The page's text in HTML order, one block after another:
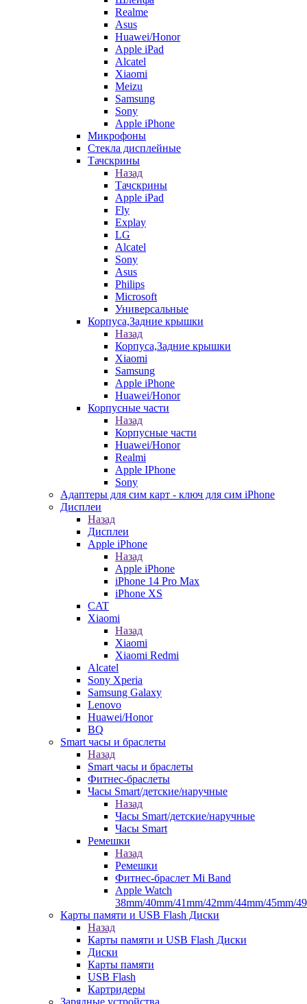
Realme
Asus
Huawei/Honor
Apple iPad
Alcatel
Xiaomi
Meizu
Samsung
Sony
Apple iPhone
Микрофоны
Стекла дисплейные
Тачскрины
Назад
Тачскрины
Apple iPad
Fly
Explay
LG
Alcatel
Sony
Asus
Philips
Microsoft
Универсальные
Корпуса,Задние крышки
Назад
Корпуса,Задние крышки
Xiaomi
Samsung
Apple iPhone
Huawei/Honor
Корпусные части
Назад
Корпусные части
Huawei/Honor
Realmi
Apple IPhone
Sony
Адаптеры для сим карт - ключ для сим iPhone
Дисплеи
Назад
Дисплеи
Apple iPhone
Назад
Apple iPhone
iPhone 14 Pro Max
iPhone XS
CAT
Xiaomi
Назад
Xiaomi
Xiaomi Redmi
Alcatel
Sony Xperia
Samsung Galaxy
Lenovo
Huawei/Honor
BQ
Smart часы и браслеты
Назад
Smart часы и браслеты
Фитнес-браслеты
Часы Smart/детские/наручные
Назад
Часы Smart/детские/наручные
Часы Smart
Ремешки
Назад
Ремешки
Фитнес-браслет Mi Band
Apple Watch
38mm/40mm/41mm/42mm/44mm/45mm/
Карты памяти и USB Flash Диски
Назад
Карты памяти и USB Flash Диски
Диски
Карты памяти
USB Flash
Картридеры
Зарядные устройства